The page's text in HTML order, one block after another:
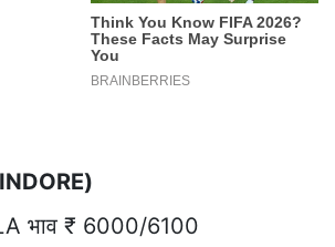
INDORE)
भाव ₹ 6000/6100